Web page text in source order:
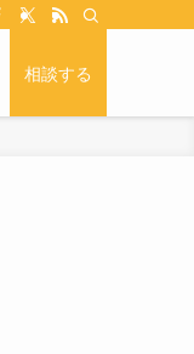
相談する